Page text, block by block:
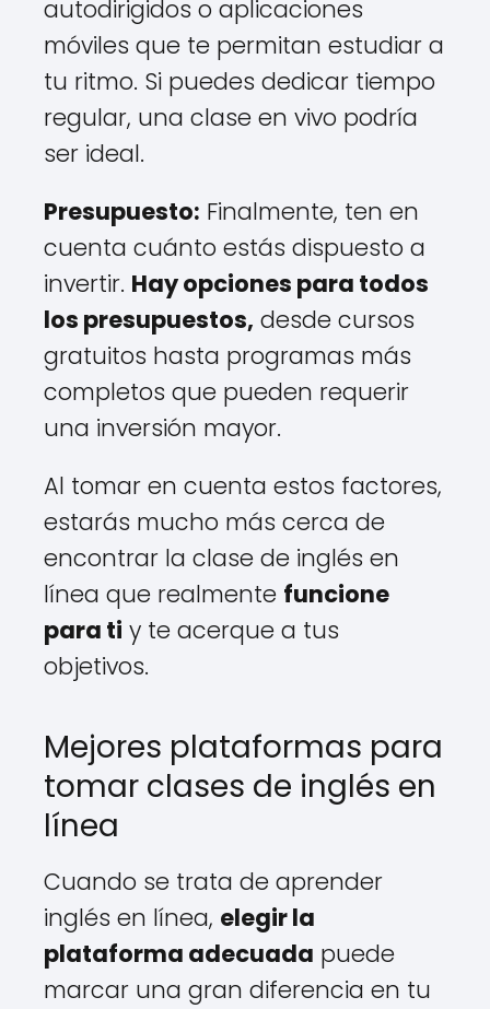
autodirigidos o aplicaciones
móviles que te permitan estudiar a
tu ritmo. Si puedes dedicar tiempo
regular, una clase en vivo podría
ser ideal.
Presupuesto: Finalmente, ten en
cuenta cuánto estás dispuesto a
invertir. Hay opciones para todos
los presupuestos, desde cursos
gratuitos hasta programas más
completos que pueden requerir
una inversión mayor.
Al tomar en cuenta estos factores,
estarás mucho más cerca de
encontrar la clase de inglés en
línea que realmente funcione
para ti y te acerque a tus
objetivos.
Mejores plataformas para
tomar clases de inglés en
línea
Cuando se trata de aprender
inglés en línea, elegir la
plataforma adecuada puede
marcar una gran diferencia en tu